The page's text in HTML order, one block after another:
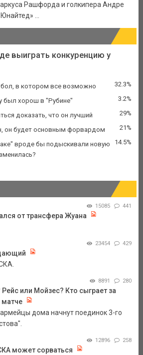
Рашфорда и голкипера Андре
...
выиграть конкуренцию у
в котором все возможно 32.3%
был хорош в "Рубине" 3.2%
доказать, что он лучший 29%
он будет основным форвардом 21%
вроде бы подыскивали новую
14.5%
15085 441
от трансфера Жуана
23454 429
8891 280
или Мойзес? Кто сыграет за
дома начнут поединок 3-го
12896 258
может сорваться